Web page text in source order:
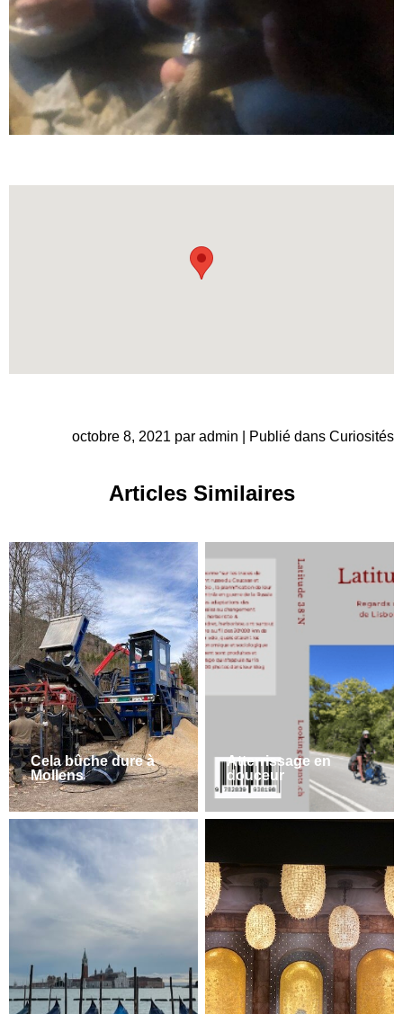
octobre 8, 2021 par admin | Publié dans Curiosités
Articles Similaires
Cela bûche dure à
Mollens
Atterrissage en
douceur